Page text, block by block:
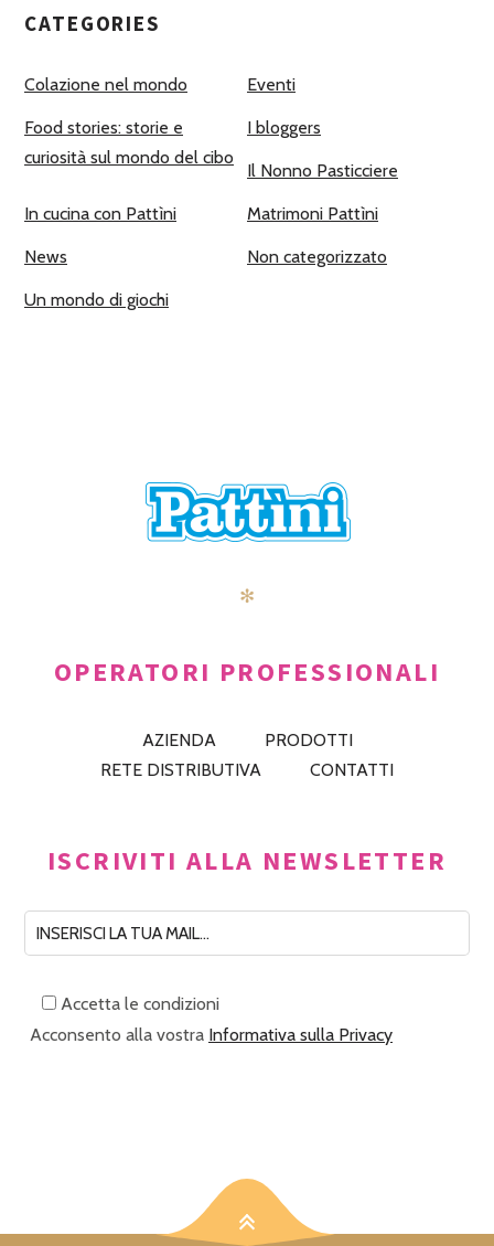
CATEGORIES
Colazione nel mondo Eventi
Food stories: storie e
curiosità sul mondo del cibo
I bloggers
Il Nonno Pasticciere
In cucina con Pattìni Matrimoni Pattìni
News Non categorizzato
Un mondo di giochi
✻
OPERATORI PROFESSIONALI
AZIENDA
PRODOTTI
RETE DISTRIBUTIVA
CONTATTI
ISCRIVITI ALLA NEWSLETTER
Accetta le condizioni
Acconsento alla vostra Informativa sulla Privacy